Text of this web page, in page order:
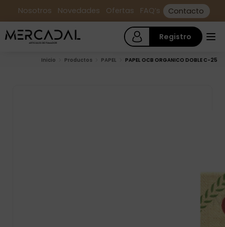
Nosotros Novedades Ofertas FAQ’s Contacto
Registro
Inicio Productos PAPEL PAPEL OCB ORGANICO DOBLE C-25